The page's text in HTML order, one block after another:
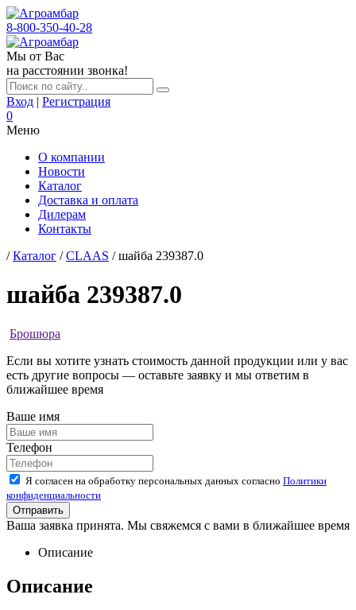
8-800-350-40-28
Мы от Вас
на расстоянии звонка!
Вход | Регистрация
0
Меню
О компании
Новости
Каталог
Доставка и оплата
Дилерам
Контакты
/Каталог /CLAAS / шайба 239387.0
шайба 239387.0
Брошюра
Если вы хотите узнать стоимость данной продукции или у вас
есть другие вопросы — оставьте заявку и мы ответим в
ближайшее время
Ваше имя
Телефон
Я согласен на обработку персональных данных согласно Политики
конфиденциальности
Ваша заявка принята. Мы свяжемся с вами в ближайшее время
Описание
Описание